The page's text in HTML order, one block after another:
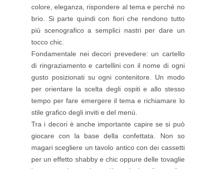
colore, eleganza, rispondere al tema e perché no
brio. Si parte quindi con fiori che rendono tutto
più scenografico a semplici nastri per dare un
tocco chic.
Fondamentale nei decori prevedere: un cartello
di ringraziamento e cartellini con il nome di ogni
gusto posizionati su ogni contenitore. Un modo
per orientare la scelta degli ospiti e allo stesso
tempo per fare emergere il tema e richiamare lo
stile grafico degli inviti e del menù.
Tra i decori è anche importante capire se si può
giocare con la base della confettata. Non so
magari scegliere un tavolo antico con dei cassetti
per un effetto shabby e chic oppure delle tovaglie